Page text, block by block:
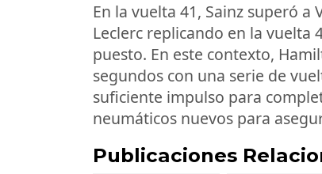
En la vuelta 41, Sainz superó
Leclerc replicando en la
puesto. En este contexto,
segundos con una serie de
suficiente impulso para
neumáticos nuevos para
Publicaciones